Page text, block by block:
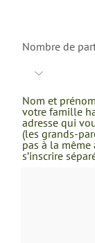
Nombre de
Nom et
votre famille
adresse qui
(les grands-
pas à la
s’inscrire